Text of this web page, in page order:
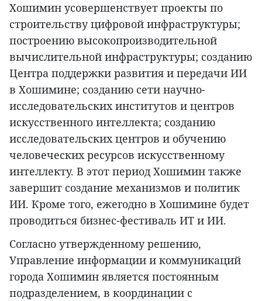
Хошимин усовершенствует проекты по
строительству цифровой инфраструктуры;
построению высокопроизводительной
вычислительной инфраструктуры; созданию
Центра поддержки развития и передачи ИИ
в Хошимине; созданию сети научно-
исследовательских институтов и центров
искусственного интеллекта; созданию
исследовательских центров и обучению
человеческих ресурсов искусственному
интеллекту. В этот период Хошимин также
завершит создание механизмов и политик
ИИ. Кроме того, ежегодно в Хошимине будет
проводиться бизнес-фестиваль ИT и ИИ.
Согласно утвержденному решению,
Управление информации и коммуникаций
города Хошимин является постоянным
подразделением, в координации с